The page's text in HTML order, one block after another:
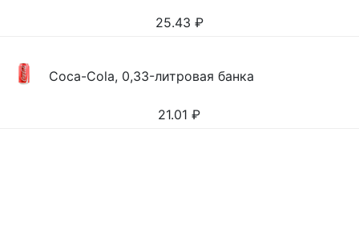
25.43 ₽
Coca-Cola, 0,33-литровая банка
21.01 ₽